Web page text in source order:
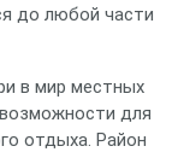
до любой части
в мир местных
для
отдыха. Район